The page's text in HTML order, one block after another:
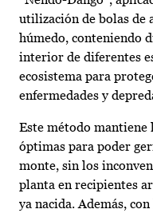
utilización de bolas de
húmedo, conteniendo
interior de diferentes
ecosistema para
enfermedades y
Este método mantiene
óptimas para poder
monte, sin los
planta en recipientes
ya nacida. Además,